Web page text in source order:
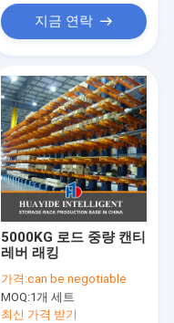
지금 연락
5000KG 로드 중량 캔티
레버 래킹
가격:can be negotiable
MOQ:1개 세트
최신 가격 받기